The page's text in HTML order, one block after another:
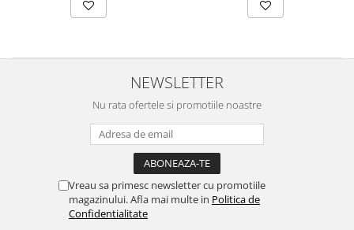
Puffere/Stocatoare de caldura
Puffer cu serpentina pentru A.C.M.
Puffer pentru pompe de caldura
Aparate de Aer conditionat 9000
Aparate de Aer conditionat 12000
NEWSLETTER
Nu rata ofertele si promotiile noastre
Vreau sa primesc newsletter cu promotiile
magazinului. Afla mai multe in Politica de
Confidentialitate